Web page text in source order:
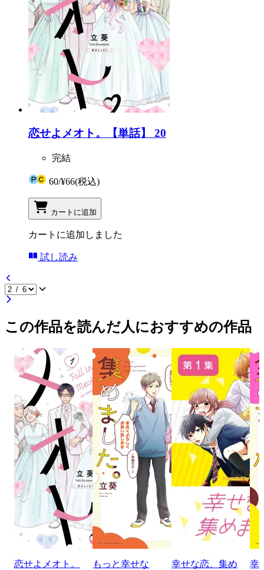
恋せよメオト。【単話】 20
完結
60/¥66(税込)
カートに追加
カートに追加しました
試し読み
この作品を読んだ人におすすめの作品
恋せよメオト。
もっと幸せな
幸せな恋、集め
幸